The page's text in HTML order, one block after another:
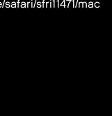
sfri11471/mac